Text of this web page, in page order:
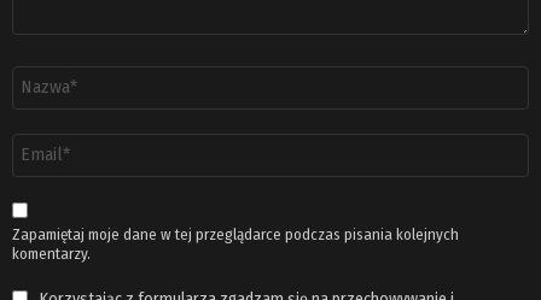
email
*
Zapamiętaj moje dane w tej przeglądarce podczas pisania kolejnych
komentarzy.